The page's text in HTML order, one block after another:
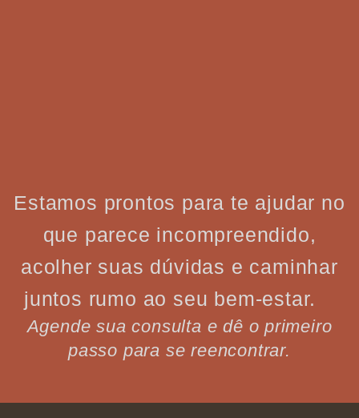
Estamos prontos para te ajudar no
que parece incompreendido,
acolher suas dúvidas e caminhar
juntos rumo ao seu bem-estar.
Agende sua consulta e dê o primeiro
passo para se reencontrar.